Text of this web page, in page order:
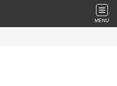
MENU